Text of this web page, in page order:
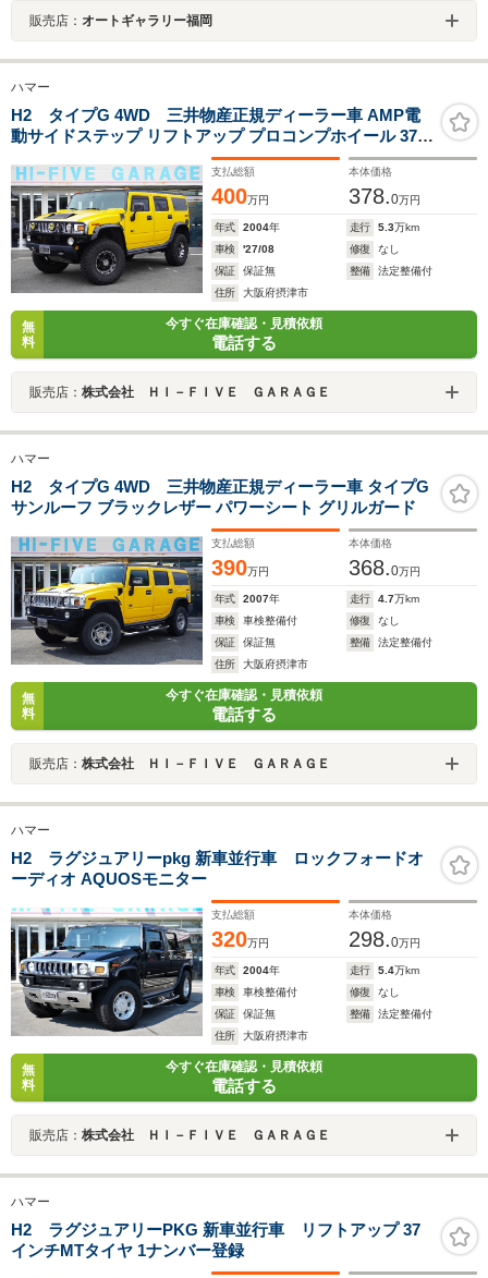
販売店： オートギャラリー福岡
ハマー
H2 タイプG 4WD 三井物産正規ディーラー車 AMP電
動サイドステップ リフトアップ プロコンプホイール 37イ
ンチMTタイヤ グリルガード リクライニングキット サイ
バーナビ サンルーフ
支払総額
400万円
本体価格
378.0万円
年式 2004年 走行 5.3万km
車検
'27/08 修復
なし
保証
保証無 整備
法定整備付
住所
大阪府摂津市
無
料
今すぐ在庫確認・見積依頼
電話する
販売店： 株式会社 ＨＩ－ＦＩＶＥ ＧＡＲＡＧＥ
ハマー
H2 タイプG 4WD 三井物産正規ディーラー車 タイプG
サンルーフ ブラックレザー パワーシート グリルガード
支払総額
390万円
本体価格
368.0万円
年式 2007年 走行 4.7万km
車検
車検整備付 修復
なし
保証
保証無 整備
法定整備付
住所
大阪府摂津市
無
料
今すぐ在庫確認・見積依頼
電話する
販売店： 株式会社 ＨＩ－ＦＩＶＥ ＧＡＲＡＧＥ
ハマー
H2 ラグジュアリーpkg 新車並行車 ロックフォードオ
ーディオ AQUOSモニター
支払総額
320万円
本体価格
298.0万円
年式 2004年 走行 5.4万km
車検
車検整備付 修復
なし
保証
保証無 整備
法定整備付
住所
大阪府摂津市
無
料
今すぐ在庫確認・見積依頼
電話する
販売店： 株式会社 ＨＩ－ＦＩＶＥ ＧＡＲＡＧＥ
ハマー
H2 ラグジュアリーPKG 新車並行車 リフトアップ 37
インチMTタイヤ 1ナンバー登録